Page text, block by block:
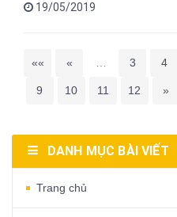
19/05/2019
«« « 3 4
9 10 11 12 »
DANH MỤC BÀI VIẾT
Trang chủ